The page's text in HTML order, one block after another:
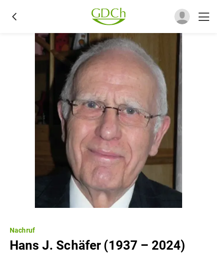
Nachruf
Hans J. Schäfer (1937 – 2024)